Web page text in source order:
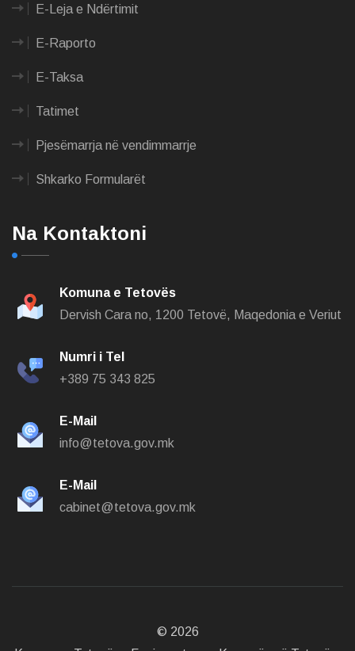
E-Leja e Ndërtimit
E-Raporto
E-Taksa
Tatimet
Pjesëmarrja në vendimmarrje
Shkarko Formularët
Na Kontaktoni
Komuna e Tetovës
Dervish Cara no, 1200 Tetovë, Maqedonia e Veriut
Numri i Tel
+389 75 343 825
E-Mail
info@tetova.gov.mk
E-Mail
cabinet@tetova.gov.mk
© 2026